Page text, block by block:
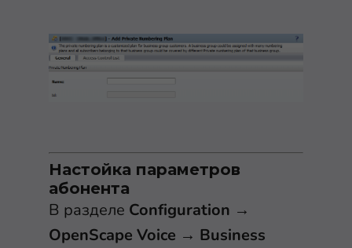
Настойка параметров
абонента
В разделе Configuration →
OpenScape Voice → Business